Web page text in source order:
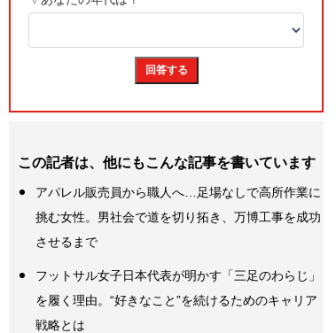
この記者は、他にもこんな記事を書いています
アパレル販売員から職人へ…足場なしで高所作業に
挑む女性。男社会で道を切り拓き、万博工事を成功
させるまで
フットサル女子日本代表が明かす「三足のわらじ」
を履く理由。“好きなこと”を続けるためのキャリア
戦略とは